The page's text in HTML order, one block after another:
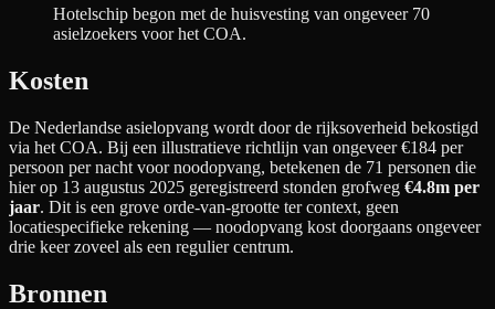
Hotelschip begon met de huisvesting van ongeveer 70
asielzoekers voor het COA.
Kosten
De Nederlandse asielopvang wordt door de rijksoverheid bekostigd
via het COA. Bij een illustratieve richtlijn van ongeveer €184 per
persoon per nacht voor noodopvang, betekenen de 71 personen die
hier op 13 augustus 2025 geregistreerd stonden grofweg €4.8m per
jaar. Dit is een grove orde-van-grootte ter context, geen
locatiespecifieke rekening — noodopvang kost doorgaans ongeveer
drie keer zoveel als een regulier centrum.
Bronnen